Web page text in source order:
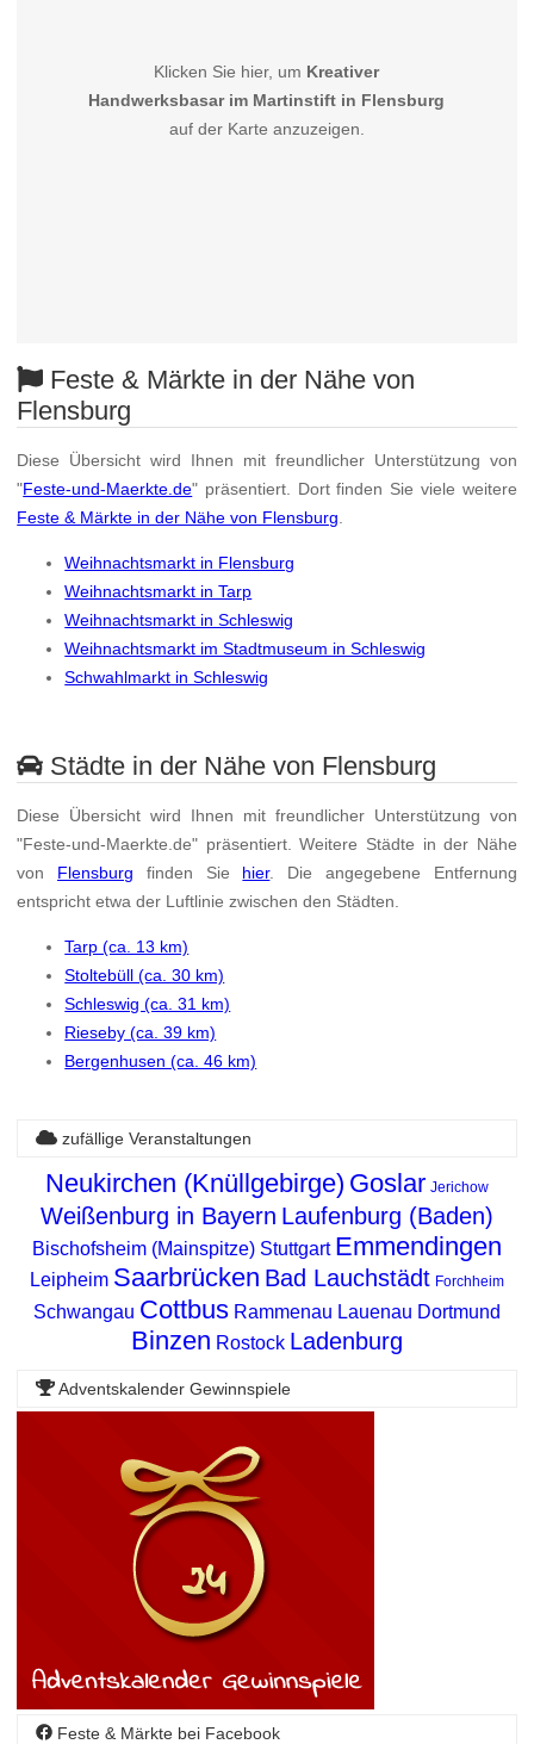
Klicken Sie hier, um Kreativer
Handwerksbasar im Martinstift in Flensburg
auf der Karte anzuzeigen.
Feste & Märkte in der Nähe von
Flensburg
Diese Übersicht wird Ihnen mit freundlicher Unterstützung von
"Feste-und-Maerkte.de" präsentiert. Dort finden Sie viele weitere
Feste & Märkte in der Nähe von Flensburg
Weihnachtsmarkt in Flensburg
Weihnachtsmarkt in Tarp
Weihnachtsmarkt in Schleswig
Weihnachtsmarkt im Stadtmuseum in Schleswig
Schwahlmarkt in Schleswig
Städte in der Nähe von Flensburg
Diese Übersicht wird Ihnen mit freundlicher Unterstützung von
"Feste-und-Maerkte.de" präsentiert. Weitere Städte in der Nähe
von Flensburg finden Sie hier. Die angegebene Entfernung
entspricht etwa der Luftlinie zwischen den Städten.
Tarp (ca. 13 km)
Stoltebüll (ca. 30 km)
Schleswig (ca. 31 km)
Rieseby (ca. 39 km)
Bergenhusen (ca. 46 km)
zufällige Veranstaltungen
Neukirchen (Knüllgebirge) Goslar Jerichow
Weißenburg in Bayern Laufenburg (Baden)
Bischofsheim (Mainspitze) Stuttgart Emmendingen
Leipheim Saarbrücken Bad Lauchstädt Forchheim
Schwangau Cottbus Rammenau Lauenau Dortmund
Binzen Rostock Ladenburg
Adventskalender Gewinnspiele
Feste & Märkte bei Facebook